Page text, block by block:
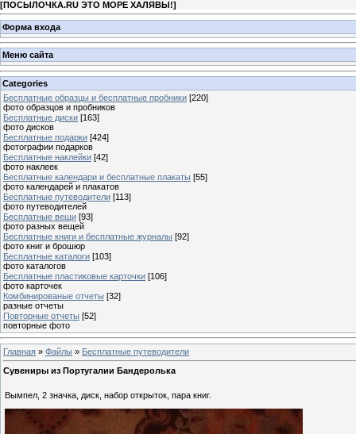
[ПОСЫЛОЧКА.RU ЭТО МОРЕ ХАЛЯВЫ!]
Форма входа
Меню сайта
Categories
Бесплатные образцы и бесплатные пробники [220]
фото образцов и пробников
Бесплатные диски [163]
фото дисков
Бесплатные подарки [424]
фотографии подарков
Бесплатные наклейки [42]
фото наклеек
Бесплатные календари и бесплатные плакаты [55]
фото календарей и плакатов
Бесплатные путеводители [113]
фото путеводителей
Бесплатные вещи [93]
фото разных вещей
Бесплатные книги и бесплатные журналы [92]
фото книг и брошюр
Бесплатные каталоги [103]
фото каталогов
Бесплатные пластиковые карточки [106]
фото карточек
Комбинированые отчеты [32]
разные отчеты
Повторные отчеты [52]
повторные фото
Главная » Файлы » Бесплатные путеводители
Сувениры из Португалии Бандеролька
Вымпел, 2 значка, диск, набор открыток, пара книг.